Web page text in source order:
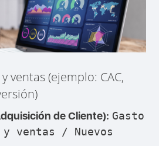
ventas (ejemplo: CAC,
de Cliente): Gasto
ventas / Nuevos